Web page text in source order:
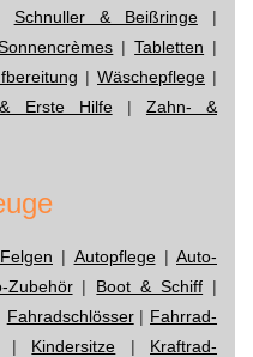
Schnuller & Beißringe|
|Tabletten |
| Wäschepflege |
& Erste Hilfe| Zahn- &
| Autopflege| Auto-
Zubehör| Boot & Schiff |
Fahradschlösser| Fahrrad-
Kindersitze | Kraftrad-